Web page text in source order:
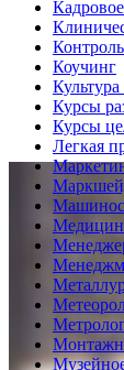
Коучинг
Курсы
Курсы
Легкая